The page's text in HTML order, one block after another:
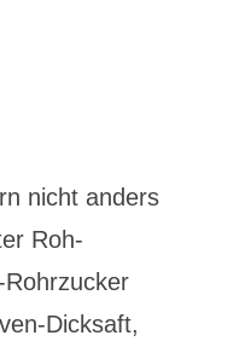
nicht anders
Roh-
Dicksaft,